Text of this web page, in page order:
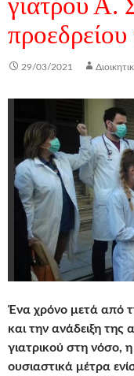
29/03/2021
Ένα χρόνο μετά από
και την ανάδειξη
γιατρικού στη νόσο,
ουσιαστικά μέτρα